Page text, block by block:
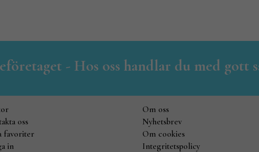
- Hos oss handlar du med gott
oss
favoriter
in
Om oss
Nyhetsbrev
Om cookies
Integritetspolicy